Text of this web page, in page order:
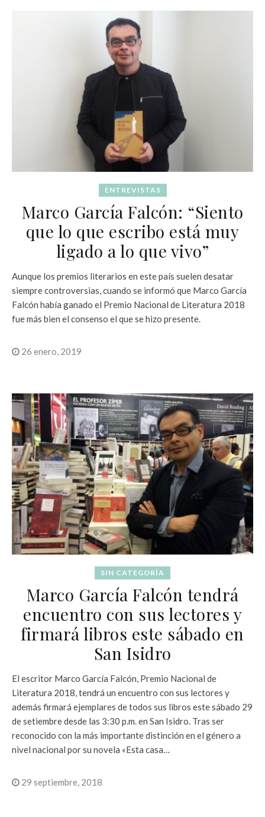
ENTREVISTAS
Marco García Falcón: “Siento
que lo que escribo está muy
ligado a lo que vivo”
Aunque los premios literarios en este país suelen desatar
siempre controversias, cuando se informó que Marco García
Falcón había ganado el Premio Nacional de Literatura 2018
fue más bien el consenso el que se hizo presente.
26 enero, 2019
SIN CATEGORÍA
Marco García Falcón tendrá
encuentro con sus lectores y
firmará libros este sábado en
San Isidro
El escritor Marco García Falcón, Premio Nacional de
Literatura 2018, tendrá un encuentro con sus lectores y
además firmará ejemplares de todos sus libros este sábado 29
de setiembre desde las 3:30 p.m. en San Isidro. Tras ser
reconocido con la más importante distinción en el género a
nivel nacional por su novela «Esta casa…
29 septiembre, 2018